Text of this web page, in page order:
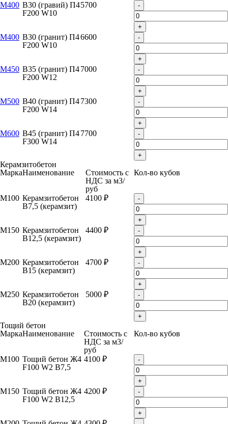
М400 B30 (гравий) П4
F200 W10
5700 -
+
М400 B30 (гранит) П4
F200 W10
6600 -
+
М450 B35 (гранит) П4
F200 W12
7000 -
+
М500 B40 (гранит) П4
F200 W14
7300 -
+
М600 B45 (гранит) П4
F300 W14
7700 -
+
Керамзитобетон
МаркаНаименование
Стоимость с
НДС за м3/
руб
Кол-во кубов
М100 Керамзитобетон
B7,5 (керамзит)
4100 ₽ -
+
М150 Керамзитобетон
B12,5 (керамзит)
4400 ₽ -
+
М200 Керамзитобетон
B15 (керамзит)
4700 ₽ -
+
М250 Керамзитобетон
B20 (керамзит)
5000 ₽ -
+
Тощий бетон
МаркаНаименование
Стоимость с
НДС за м3/
руб
Кол-во кубов
М100 Тощий бетон Ж4
F100 W2 B7,5
4100 ₽ -
+
М150 Тощий бетон Ж4
F100 W2 B12,5
4200 ₽ -
+